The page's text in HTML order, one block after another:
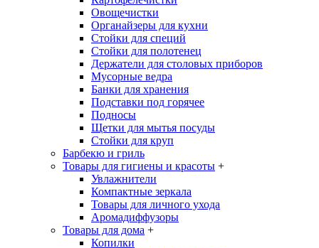
Овощечистки
Органайзеры для кухни
Стойки для специй
Стойки для полотенец
Держатели для столовых приборов
Мусорные ведра
Банки для хранения
Подставки под горячее
Подносы
Щетки для мытья посуды
Стойки для круп
Барбекю и гриль
Товары для гигиены и красоты +
Увлажнители
Компактные зеркала
Товары для личного ухода
Аромадиффузоры
Товары для дома +
Копилки